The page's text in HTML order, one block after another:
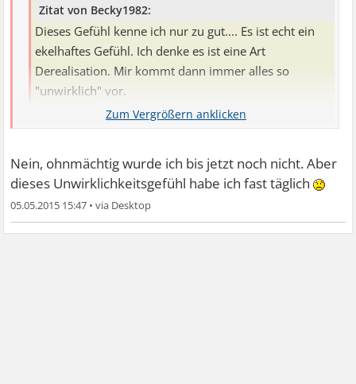
Zitat von Becky1982:
Dieses Gefühl kenne ich nur zu gut.... Es ist echt ein
ekelhaftes Gefühl. Ich denke es ist eine Art
Derealisation. Mir kommt dann immer alles so
"unwirklich" vor.
"unwirkliche" kenn ich auch. Wie im Film, ist es dann..
alles zieht an einem vorbei und bei mir geht das dann
nahtlos in einen "Traum" über, den ich während der
Ohnmacht habe. Meistens renn ich ganz klassisch
Nein, ohnmächtig wurde ich bis jetzt noch nicht. Aber
dieses Unwirklichkeitsgefühl habe ich fast täglich
05.05.2015 15:47 •